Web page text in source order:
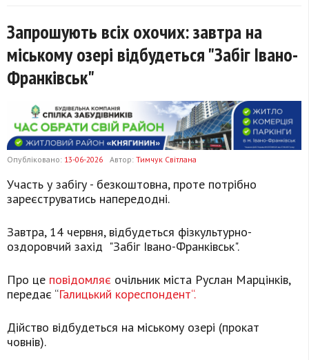
Запрошують всіх охочих: завтра на
міському озері відбудеться "Забіг Івано-
Франківськ"
Опубліковано: 13-06-2026 Автор: Тимчук Світлана
Участь у забігу - безкоштовна, проте потрібно
зареєструватись напередодні.
Завтра, 14 червня, відбудеться фізкультурно-
оздоровчий захід "Забіг Івано-Франківськ".
Про це повідомляє очільник міста Руслан Марцінків,
передає “Галицький кореспондент“.
Дійство відбудеться на міському озері (прокат
човнів).